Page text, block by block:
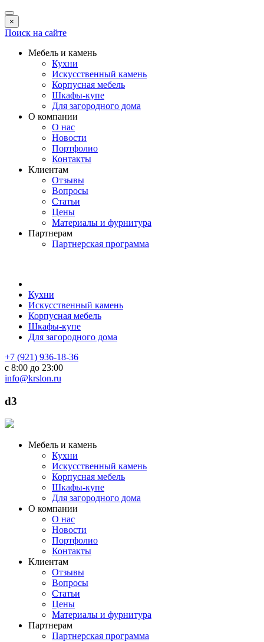
×
Поиск на сайте
Мебель и камень
Кухни
Искусственный камень
Корпусная мебель
Шкафы-купе
Для загородного дома
О компании
О нас
Новости
Портфолио
Контакты
Клиентам
Отзывы
Вопросы
Статьи
Цены
Материалы и фурнитура
Партнерам
Партнерская программа
Кухни
Искусственный камень
Корпусная мебель
Шкафы-купе
Для загородного дома
+7 (921) 936-18-36
с 8:00 до 23:00
info@krslon.ru
d3
Мебель и камень
Кухни
Искусственный камень
Корпусная мебель
Шкафы-купе
Для загородного дома
О компании
О нас
Новости
Портфолио
Контакты
Клиентам
Отзывы
Вопросы
Статьи
Цены
Материалы и фурнитура
Партнерам
Партнерская программа